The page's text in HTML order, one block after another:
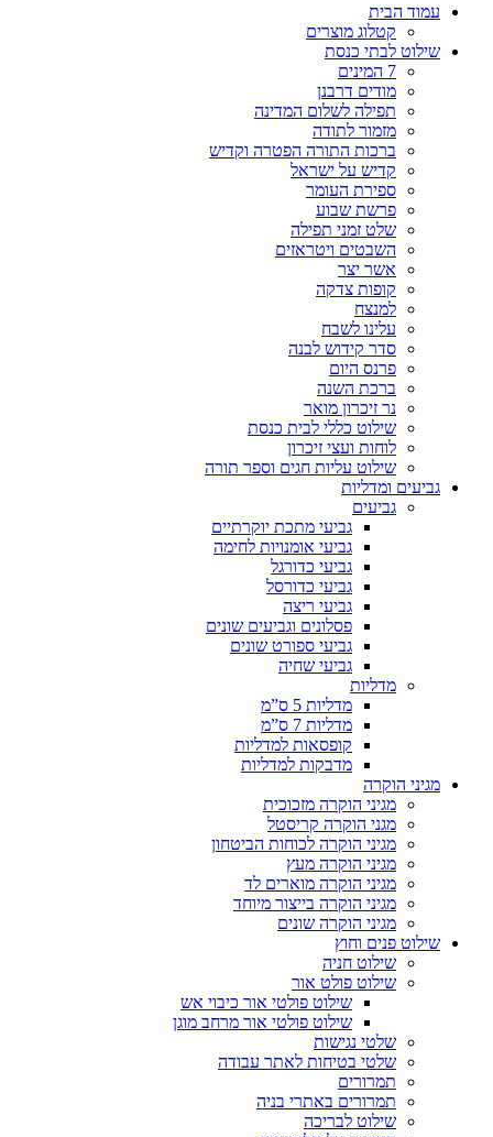
עמוד הבית
קטלוג מוצרים
שילוט לבתי כנסת
7 המינים
מודים דרבנן
תפילה לשלום המדינה
מזמור לתודה
ברכות התורה הפטרה וקדיש
קדיש על ישראל
ספירת העומר
פרשת שבוע
שלט זמני תפילה
השבטים ויטראזים
אשר יצר
קופות צדקה
למנצח
עלינו לשבח
סדר קידוש לבנה
פרנס היום
ברכת השנה
נר זיכרון מואר
שילוט כללי לבית כנסת
לוחות ועצי זיכרון
שילוט עליות חגים וספר תורה
גביעים ומדליות
גביעים
גביעי מתכת יוקרתיים
גביעי אומנויות לחימה
גביעי כדורגל
גביעי כדורסל
גביעי ריצה
פסלונים וגביעים שונים
גביעי ספורט שונים
גביעי שחיה
מדליות
מדליות 5 ס”מ
מדליות 7 ס”מ
קופסאות למדליות
מדבקות למדליות
מגיני הוקרה
מגיני הוקרה מזכוכית
מגני הוקרה קריסטל
מגיני הוקרה לכוחות הביטחון
מגיני הוקרה מעץ
מגיני הוקרה מוארים לד
מגיני הוקרה בייצור מיוחד
מגיני הוקרה שונים
שילוט פנים וחוץ
שילוט חניה
שילוט פולט אור
שילוט פולטי אור כיבוי אש
שילוט פולטי אור מרחב מוגן
שלטי נגישות
שלטי בטיחות לאתר עבודה
תמרורים
תמרורים באתרי בניה
שילוט לבריכה